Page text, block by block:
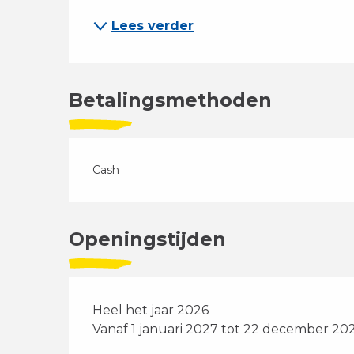
Lees verder
Betalingsmethoden
Cash
Openingstijden
Heel het jaar 2026
Vanaf 1 januari 2027 tot 22 december